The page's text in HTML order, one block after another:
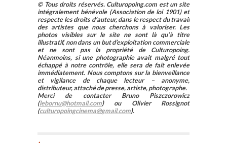
© Tous droits réservés. Culturopoing.com est un site
intégralement bénévole (Association de loi 1901) et
respecte les droits d’auteur, dans le respect du travail
des artistes que nous cherchons à valoriser. Les
photos visibles sur le site ne sont là qu’à titre
illustratif, non dans un but d’exploitation commerciale
et ne sont pas la propriété de Culturopoing.
Néanmoins, si une photographie avait malgré tout
échappé à notre contrôle, elle sera de fait enlevée
immédiatement. Nous comptons sur la bienveillance
et vigilance de chaque lecteur – anonyme,
distributeur, attaché de presse, artiste, photographe.
Merci de contacter Bruno Piszczorowicz
(lebornu@hotmail.com) ou Olivier Rossignot
(culturopoingcinema@gmail.com).